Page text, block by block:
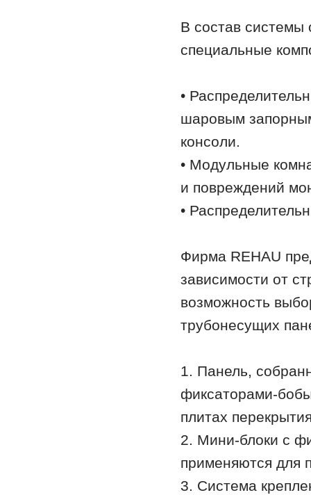
В состав
специальные
•
шаровым
консоли.
• Модульные
и повреждений
•
Фирма REHAU
зависимости от
возможность
трубонесущих
1. Панель,
фиксаторами-
плитах
2. Мини-блоки с
применяются для
3. Система